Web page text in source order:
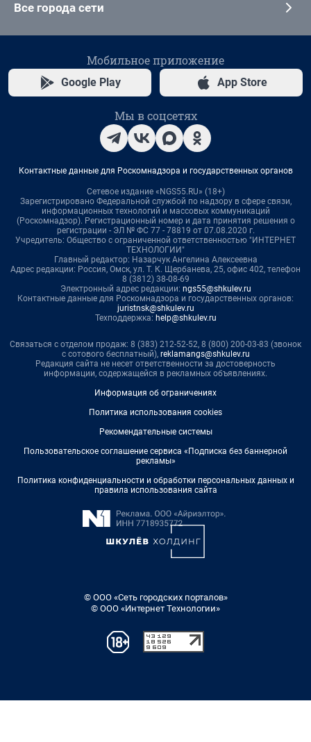
Все города сети
Мобильное приложение
Google Play App Store
Мы в соцсетях
Контактные данные для Роскомнадзора и государственных органов
Сетевое издание «NGS55.RU» (18+)
Зарегистрировано Федеральной службой по надзору в сфере связи,
информационных технологий и массовых коммуникаций
(Роскомнадзор). Регистрационный номер и дата принятия решения о
регистрации - ЭЛ № ФС 77 - 78819 от 07.08.2020 г.
Учредитель: Общество с ограниченной ответственностью "ИНТЕРНЕТ
ТЕХНОЛОГИИ"
Главный редактор: Назарчук Ангелина Алексеевна
Адрес редакции: Россия, Омск, ул. Т. К. Щербанева, 25, офис 402, телефон
8 (3812) 38-08-69
Электронный адрес редакции: ngs55@shkulev.ru
Контактные данные для Роскомнадзора и государственных органов:
juristnsk@shkulev.ru
Техподдержка: help@shkulev.ru
Связаться с отделом продаж: 8 (383) 212-52-52, 8 (800) 200-03-83 (звонок
с сотового бесплатный), reklamangs@shkulev.ru
Редакция сайта не несет ответственности за достоверность
информации, содержащейся в рекламных объявлениях.
Информация об ограничениях
Политика использования cookies
Рекомендательные системы
Пользовательское соглашение сервиса «Подписка без баннерной
рекламы»
Политика конфиденциальности и обработки персональных данных и
правила использования сайта
© ООО «Сеть городских порталов»
© ООО «Интернет Технологии»